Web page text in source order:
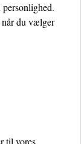
når du vælger
til vores